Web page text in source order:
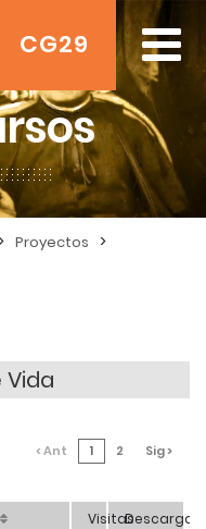
CG29
Proyectos >
< Ant 1 2 Sig >
VisitasDescarga